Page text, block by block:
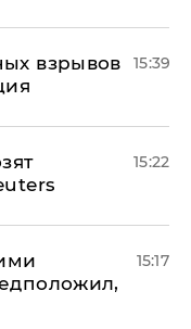
взрывов
15:39
15:22
15:17